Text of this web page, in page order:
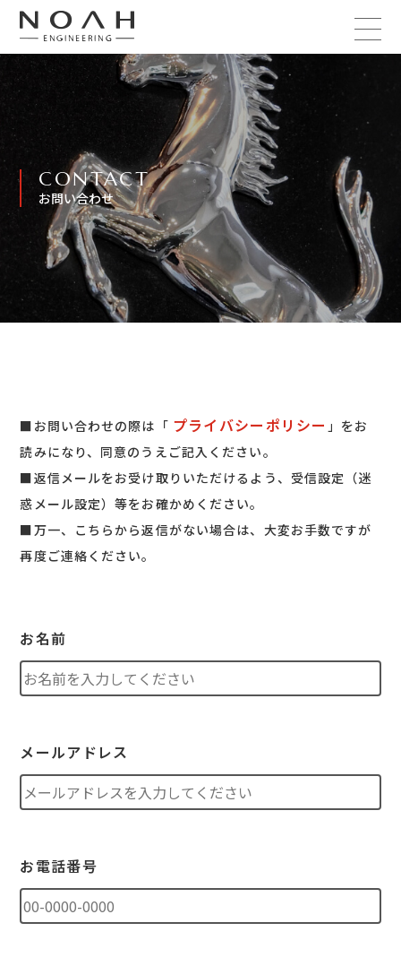
CONTACT
お問い合わせ
■お問い合わせの際は「 プライバシーポリシー 」をお
読みになり、同意のうえご記入ください。
■返信メールをお受け取りいただけるよう、受信設定（迷
惑メール設定）等をお確かめください。
■万一、こちらから返信がない場合は、大変お手数ですが
再度ご連絡ください。
お名前
メールアドレス
お電話番号